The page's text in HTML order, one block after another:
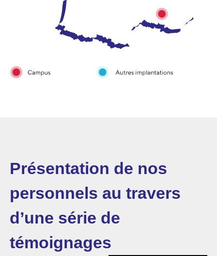
Présentation de nos
personnels au travers
d’une série de
témoignages